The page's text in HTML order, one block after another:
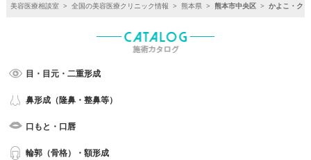
美容医療相談室 > 全国の美容医療クリニック情報 > 熊本県 > 熊本市中央区 > かよこ・ク
目・目元・二重形成
鼻形成（隆鼻・整鼻等）
口もと・口唇
輪郭（骨格）・額形成